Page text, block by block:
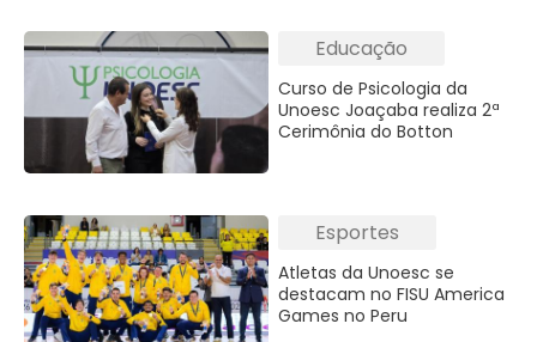
Educação
Curso de Psicologia da
Unoesc Joaçaba realiza 2ª
Cerimônia do Botton
Esportes
Atletas da Unoesc se
destacam no FISU America
Games no Peru